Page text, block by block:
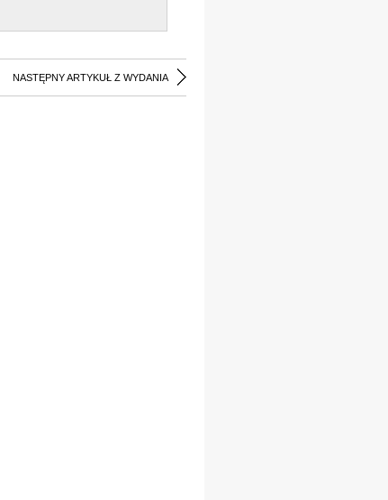
NASTĘPNY ARTYKUŁ Z WYDANIA